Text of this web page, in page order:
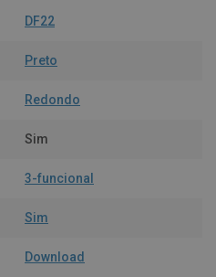
DF22
Preto
Redondo
Sim
3-funcional
Sim
Download